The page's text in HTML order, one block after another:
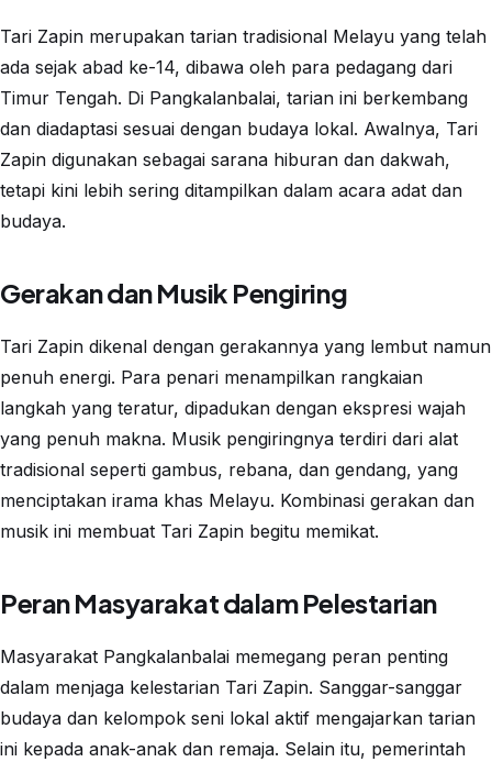
Tari Zapin merupakan tarian tradisional Melayu yang telah
ada sejak abad ke-14, dibawa oleh para pedagang dari
Timur Tengah. Di Pangkalanbalai, tarian ini berkembang
dan diadaptasi sesuai dengan budaya lokal. Awalnya, Tari
Zapin digunakan sebagai sarana hiburan dan dakwah,
tetapi kini lebih sering ditampilkan dalam acara adat dan
budaya.
Gerakan dan Musik Pengiring
Tari Zapin dikenal dengan gerakannya yang lembut namun
penuh energi. Para penari menampilkan rangkaian
langkah yang teratur, dipadukan dengan ekspresi wajah
yang penuh makna. Musik pengiringnya terdiri dari alat
tradisional seperti gambus, rebana, dan gendang, yang
menciptakan irama khas Melayu. Kombinasi gerakan dan
musik ini membuat Tari Zapin begitu memikat.
Peran Masyarakat dalam Pelestarian
Masyarakat Pangkalanbalai memegang peran penting
dalam menjaga kelestarian Tari Zapin. Sanggar-sanggar
budaya dan kelompok seni lokal aktif mengajarkan tarian
ini kepada anak-anak dan remaja. Selain itu, pemerintah